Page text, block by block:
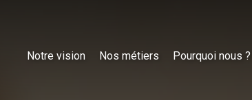
Notre vision Nos métiers Pourquoi nous ?